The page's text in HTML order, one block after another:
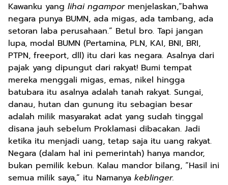
Kawanku yang lihai ngampormenjelaskan,“bahwa
negara punya BUMN, ada migas, ada tambang, ada
setoran laba perusahaan.” Betul bro. Tapi jangan
lupa, modal BUMN (Pertamina, PLN, KAI, BNI, BRI,
PTPN, freeport, dll) itu dari kas negara. Asalnya dari
pajak yang dipungut dari rakyat! Bumi tempat
mereka menggali migas, emas, nikel hingga
batubara itu asalnya adalah tanah rakyat. Sungai,
danau, hutan dan gunung itu sebagian besar
adalah milik masyarakat adat yang sudah tinggal
disana jauh sebelum Proklamasi dibacakan. Jadi
ketika itu menjadi uang, tetap saja itu uang rakyat.
Negara (dalam hal ini pemerintah) hanya mandor,
bukan pemilik kebun. Kalau mandor bilang, “Hasil ini
semua milik saya,” itu Namanya keblinger.